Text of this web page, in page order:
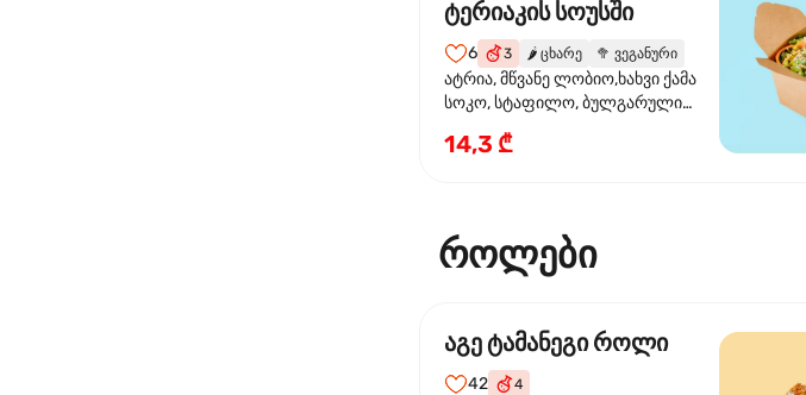
ტერიაკის სოუსში
6 3 🌶️ ცხარე 🥦 ვეგანური
ატრია, მწვანე ლობიო,ხახვი ქამა
სოკო, სტაფილო, ბულგარული
ტერიაკის სოუსი, ყაბაყი
14,3 ₾
როლები
აგე ტამანეგი როლი
42 4